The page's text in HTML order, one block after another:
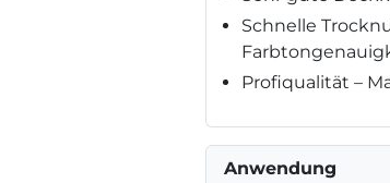
Schnelle
Profiqualität –
Anwendung